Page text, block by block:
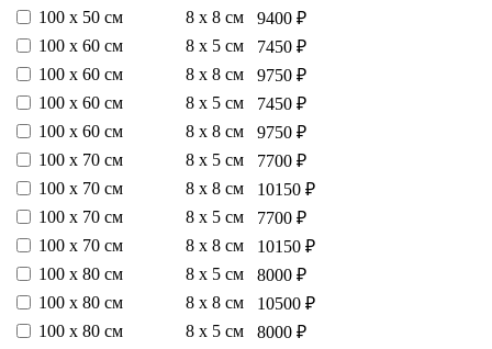
100 х 50 см
8 х 8 см
9400 ₽
100 х 60 см
8 х 5 см
7450 ₽
100 х 60 см
8 х 8 см
9750 ₽
100 х 60 см
8 х 5 см
7450 ₽
100 х 60 см
8 х 8 см
9750 ₽
100 х 70 см
8 х 5 см
7700 ₽
100 х 70 см
8 х 8 см
10150 ₽
100 х 70 см
8 х 5 см
7700 ₽
100 х 70 см
8 х 8 см
10150 ₽
100 х 80 см
8 х 5 см
8000 ₽
100 х 80 см
8 х 8 см
10500 ₽
100 х 80 см
8 х 5 см
8000 ₽